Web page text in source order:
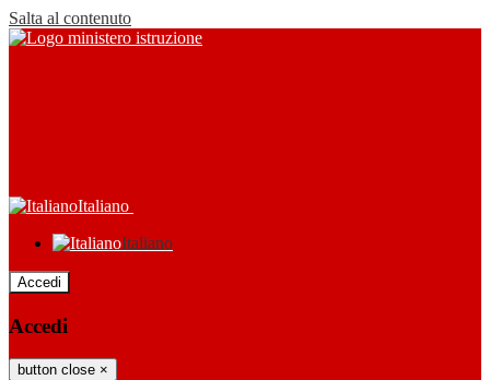
Salta al contenuto
Italiano
Italiano
Accedi
Accedi
button close ×